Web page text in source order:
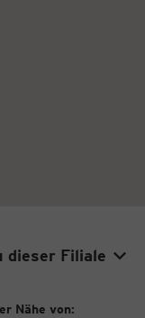
dieser Filiale
Nähe von: